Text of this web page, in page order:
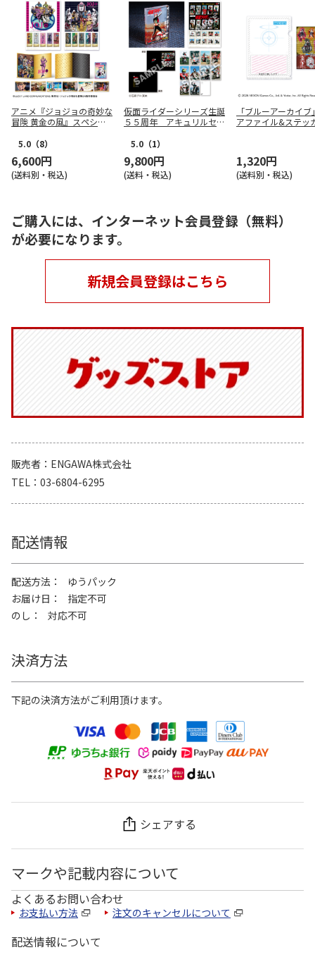
アニメ『ジョジョの奇妙な
冒険 黄金の風』スペシャ
5.0 （8）
6,600円
(送料別・税込)
仮面ライダーシリーズ生誕
５５周年 アキュリルセッ
5.0 （1）
9,800円
(送料・税込)
「ブルーアーカイ
アファイル&ステッ
1,320円
(送料別・税込)
ご購入には、インターネット会員登録（無料）
が必要になります。
新規会員登録はこちら
販売者
ENGAWA株式会社
TEL
03-6804-6295
配送情報
配送方法
ゆうパック
お届け日
指定不可
のし
対応不可
決済方法
下記の決済方法がご利用頂けます。
シェアする
マークや記載内容について
よくあるお問い合わせ
お支払い方法 注文のキャンセルについて
配送情報について